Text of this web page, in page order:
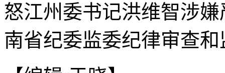
怒江州委书记洪维智涉
南省纪委监委纪律审查